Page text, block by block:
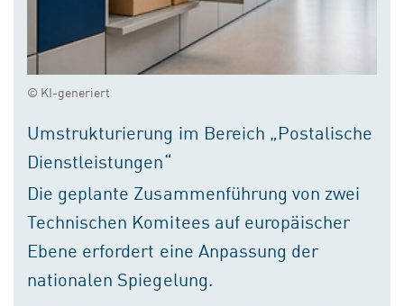
© KI-generiert
Umstrukturierung im Bereich „Postalische
Dienstleistungen“
Die geplante Zusammenführung von zwei
Technischen Komitees auf europäischer
Ebene erfordert eine Anpassung der
nationalen Spiegelung.